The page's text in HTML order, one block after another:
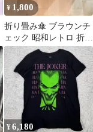
¥ 1,800
折り畳み傘 ブラウンチ
ェック 昭和レトロ 折り
たたみ傘 ホック式雨傘
JOKER
¥6,180